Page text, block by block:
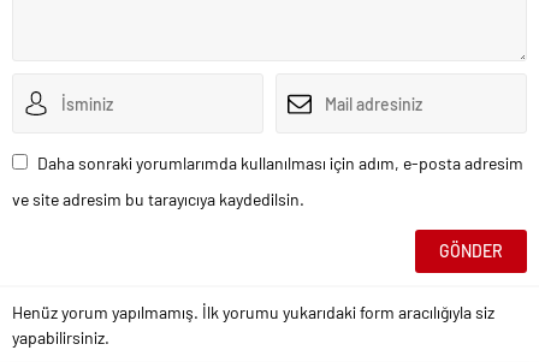
Daha sonraki yorumlarımda kullanılması için adım, e-posta adresim
ve site adresim bu tarayıcıya kaydedilsin.
Henüz yorum yapılmamış. İlk yorumu yukarıdaki form aracılığıyla siz
yapabilirsiniz.